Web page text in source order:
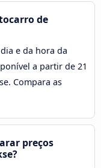
de
e da hora da
a partir de 21
Compara as
preços